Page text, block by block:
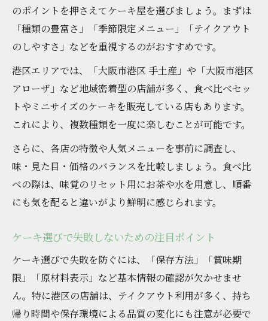
のポイントを押さえてケーキ屋を選びましょう。まずは
「種類の豊富さ」「季節限定メニュー」「テイクアウト
のしやすさ」などを重視するのがおすすめです。
港区エリアでは、「大阪市港区 手土産」や「大阪市港区
アローザ」など地域密着型の店舗が多く、食べ比べセッ
トやミニサイズのケーキを販売している店もあります。
これにより、複数種類を一度に楽しむことが可能です。
さらに、各店の特徴や人気メニューを事前に調査し、
味・見た目・価格のバランスを比較しましょう。食べ比
べの際は、味覚のリセット用にお茶や水を用意し、順番
にも気を配ると違いがより鮮明に感じられます。
ケーキ選びで失敗しないための注目ポイント
ケーキ選びで失敗を防ぐには、「保存方法」「賞味期
限」「原材料表示」など基本情報の確認が欠かせませ
ん。特に港区の店舗は、テイクアウト利用が多く、持ち
帰り時間や保存環境による品質の変化にも注意が必要で